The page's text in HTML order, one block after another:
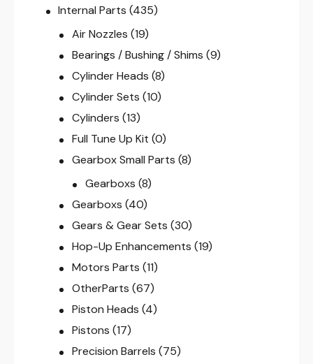
Internal Parts (435)
Air Nozzles (19)
Bearings / Bushing / Shims (9)
Cylinder Heads (8)
Cylinder Sets (10)
Cylinders (13)
Full Tune Up Kit (0)
Gearbox Small Parts (8)
Gearboxs (8)
Gearboxs (40)
Gears & Gear Sets (30)
Hop-Up Enhancements (19)
Motors Parts (11)
OtherParts (67)
Piston Heads (4)
Pistons (17)
Precision Barrels (75)